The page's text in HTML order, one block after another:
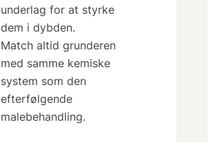
underlag for at styrke
dem i dybden.
Match altid grunderen
med samme kemiske
system som den
efterfølgende
malebehandling.